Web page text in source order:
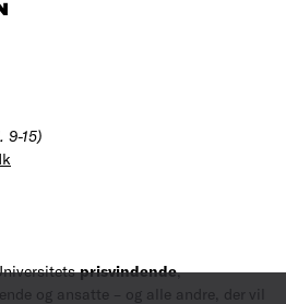
9-15)
prisvindende,
og ansatte – og alle andre, der vil